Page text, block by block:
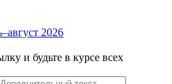
2026
и будьте в курсе всех